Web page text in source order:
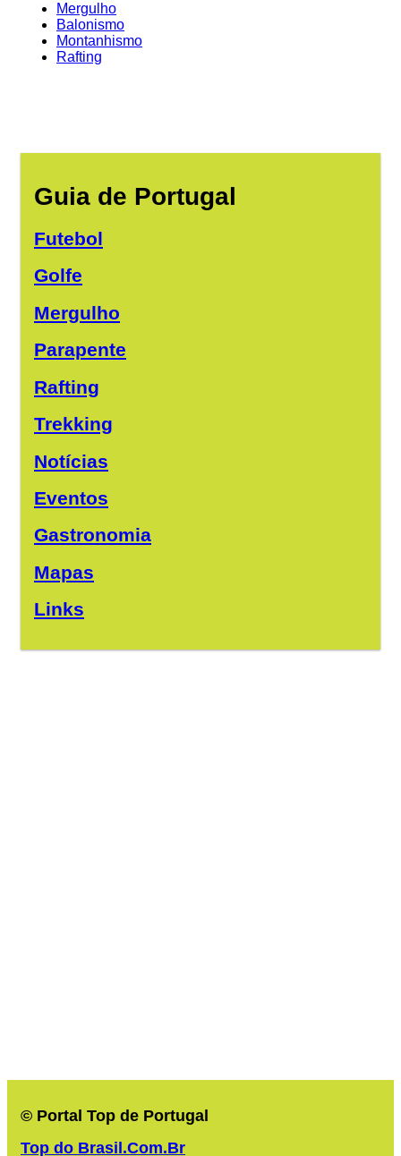
Mergulho
Balonismo
Montanhismo
Rafting
Guia de Portugal
Futebol
Golfe
Mergulho
Parapente
Rafting
Trekking
Notícias
Eventos
Gastronomia
Mapas
Links
© Portal Top de Portugal
Top do Brasil.Com.Br